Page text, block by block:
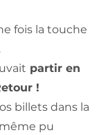
fois la touche
partir en
!
billets dans la
pu